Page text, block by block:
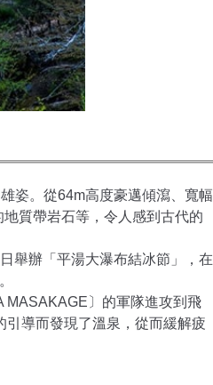
姿。從64m高度豪邁傾瀉、寬幅
質帶岩石等，令人感到古代的
舉辦「平湯大瀑布結冰節」，在
〕的軍隊進攻到飛
導而發現了溫泉，從而緩解疲